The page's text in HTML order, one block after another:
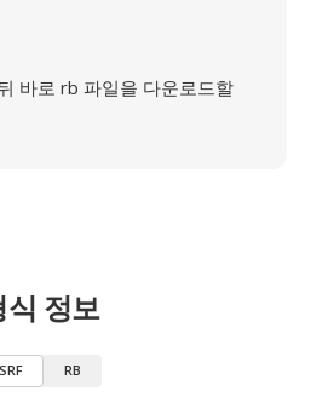
바로 rb 파일을 다운로드할
식 정보
SRF RB